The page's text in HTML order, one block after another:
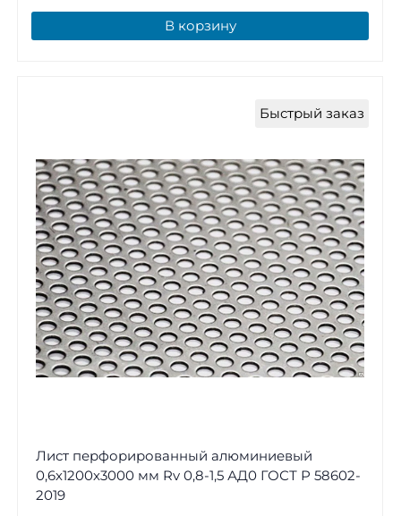
В корзину
Быстрый заказ
Лист перфорированный алюминиевый
0,6х1200х3000 мм Rv 0,8-1,5 АД0 ГОСТ Р 58602-
2019